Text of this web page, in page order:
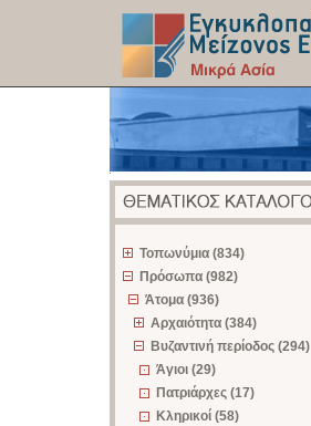
Τοπωνύμια (834)
Πρόσωπα (982)
Άτομα (936)
Αρχαιότητα (384)
Βυζαντινή περίοδος (294)
Άγιοι (29)
Πατριάρχες (17)
Κληρικοί (58)